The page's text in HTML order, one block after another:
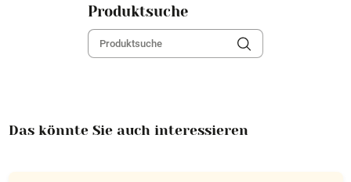
Produktsuche
Das könnte Sie auch interessieren